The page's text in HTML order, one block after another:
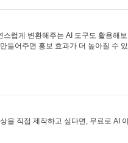
럽게 변환해주는 AI 도구도 활용해보
들어주면 홍보 효과가 더 높아질 수 있
을 직접 제작하고 싶다면, 무료로 AI 이